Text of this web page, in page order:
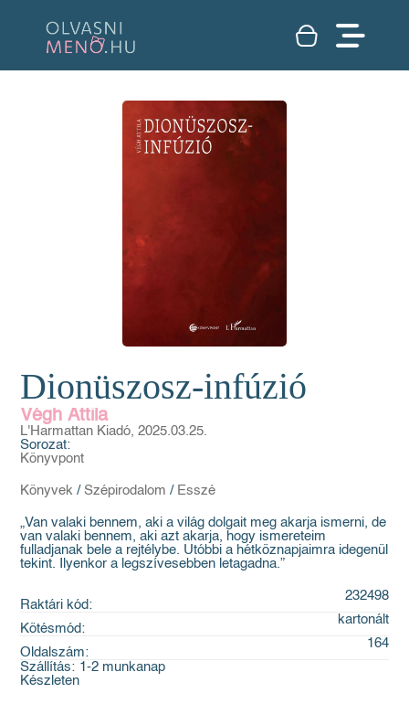
Dionüszosz-infúzió
Végh Attila
L'Harmattan Kiadó, 2025.03.25.
Sorozat:
Könyvpont
Könyvek / Szépirodalom / Esszé
„Van valaki bennem, aki a világ dolgait meg akarja ismerni, de
van valaki bennem, aki azt akarja, hogy ismereteim
fulladjanak bele a rejtélybe. Utóbbi a hétköznapjaimra idegenül
tekint. Ilyenkor a legszívesebben letagadna.”
Raktári kód:
232498
Kötésmód:
kartonált
Oldalszám:
164
Szállítás: 1-2 munkanap
Készleten